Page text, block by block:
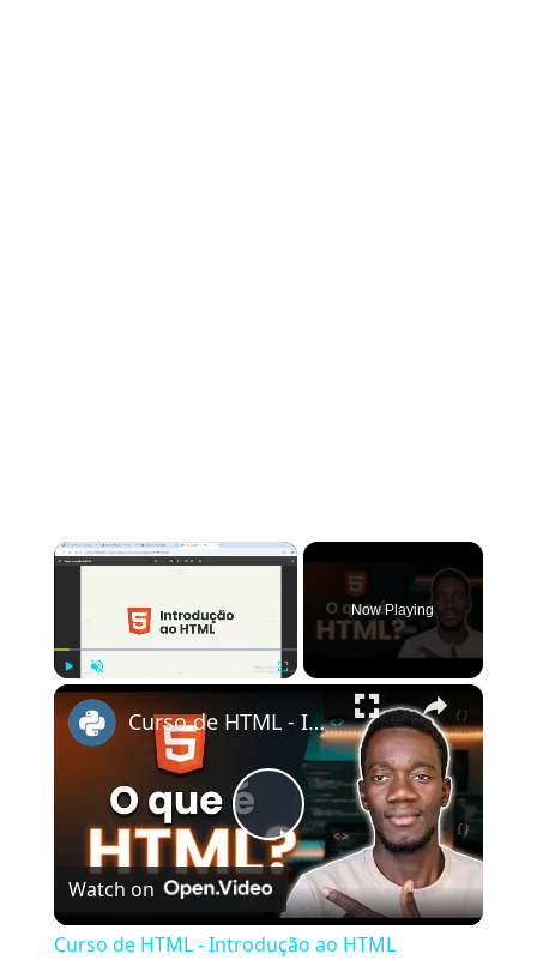
×
Now Playing
×
Play
Video
Curso de HTML - Introdução ao HTML
Watch on
Curso de HTML - Introdução ao HTML